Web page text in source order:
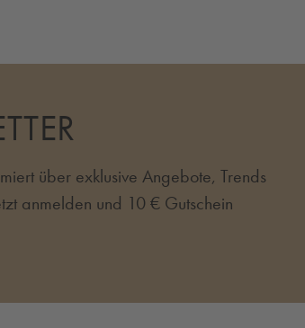
über exklusive Angebote, Trends
anmelden und 10 € Gutschein